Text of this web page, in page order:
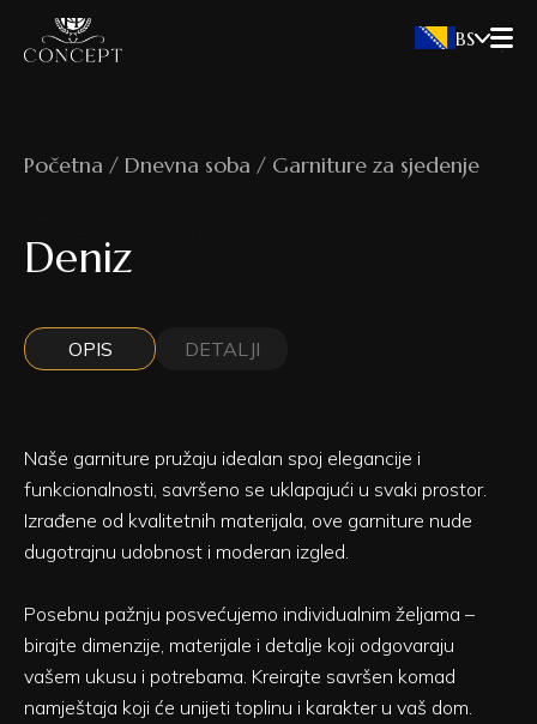
BS
Početna / Dnevna soba / Garniture za sjedenje
Deniz
OPIS DETALJI
Naše garniture pružaju idealan spoj elegancije i
funkcionalnosti, savršeno se uklapajući u svaki prostor.
Izrađene od kvalitetnih materijala, ove garniture nude
dugotrajnu udobnost i moderan izgled.
Posebnu pažnju posvećujemo individualnim željama –
birajte dimenzije, materijale i detalje koji odgovaraju
vašem ukusu i potrebama. Kreirajte savršen komad
namještaja koji će unijeti toplinu i karakter u vaš dom.